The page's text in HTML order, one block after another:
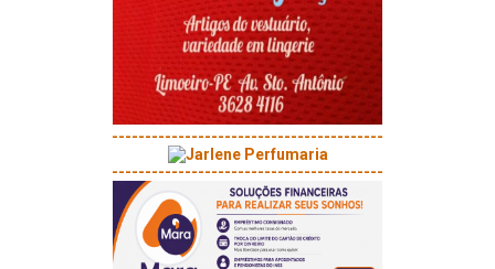
-----------------------------------------
-----------------------------------------